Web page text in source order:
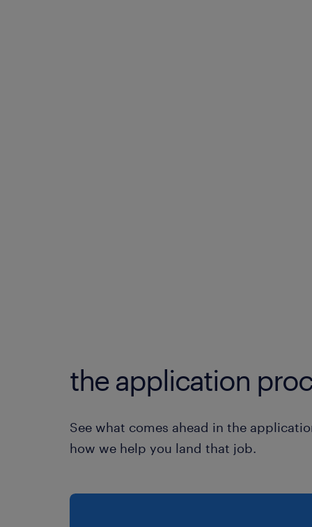
the application
See what comes ahead in the
how we help you land that job.